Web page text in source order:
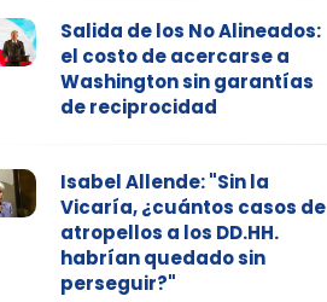
Salida de los No Alineados:
el costo de acercarse a
Washington sin garantías
de reciprocidad
Isabel Allende: "Sin la
Vicaría, ¿cuántos casos de
atropellos a los DD.HH.
habrían quedado sin
perseguir?"